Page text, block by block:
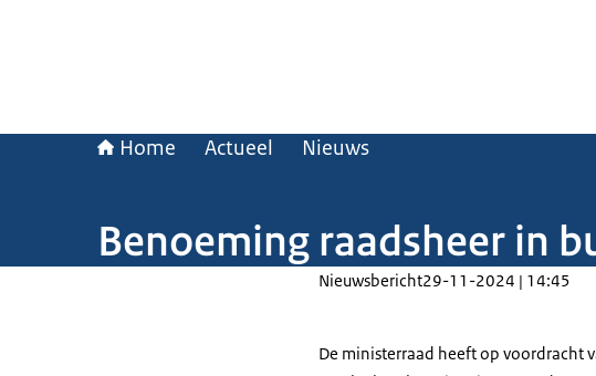
Home Actueel Nieuws
Benoeming raadsheer in
Nieuwsbericht29-11-2024 | 14:45
De ministerraad heeft op voordracht